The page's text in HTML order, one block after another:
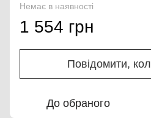
Немає в наявності
1 554 грн
Повідомити,
До обраного